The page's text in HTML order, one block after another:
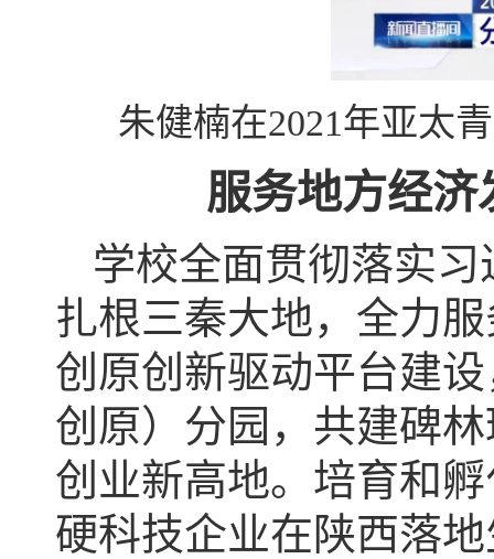
朱健楠在2021年亚太
服务地方经
学校全面贯彻落实
扎根三秦大地，全力
创原创新驱动平台建
创原）分园，共建碑
创业新高地。培育和
硬科技企业在陕西落